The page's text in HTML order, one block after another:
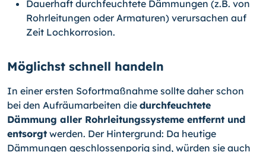
Dauerhaft durchfeuchtete Dämmungen (z.B. von
Rohrleitungen oder Armaturen) verursachen auf
Zeit Lochkorrosion.
Möglichst schnell handeln
In einer ersten Sofortmaßnahme sollte daher schon
bei den Aufräumarbeiten die durchfeuchtete
Dämmung aller Rohrleitungssysteme entfernt und
entsorgt werden. Der Hintergrund: Da heutige
Dämmungen geschlossenporig sind, würden sie auch